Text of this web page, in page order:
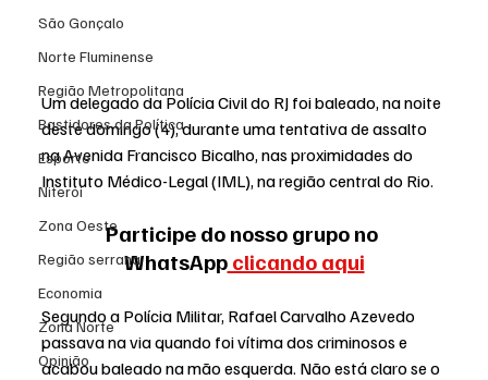
São Gonçalo
Norte Fluminense
Região Metropolitana
Bastidores da Política
Esporte
Niterói
Zona Oeste
Região serrana
Economia
Zona Norte
Opinião
Um delegado da Polícia Civil do RJ foi baleado, na noite
deste domingo (4), durante uma tentativa de assalto
na Avenida Francisco Bicalho, nas proximidades do
Instituto Médico-Legal (IML), na região central do Rio.
Participe do nosso grupo no
WhatsApp clicando aqui
Segundo a Polícia Militar, Rafael Carvalho Azevedo
passava na via quando foi vítima dos criminosos e
acabou baleado na mão esquerda. Não está claro se o